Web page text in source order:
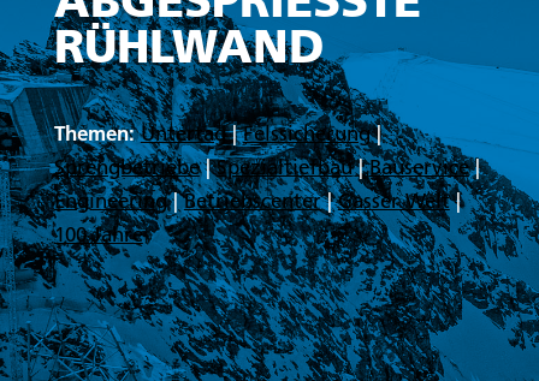
RÜHLWAND
Themen:Untertag|Felssicherung|
Sprengbetriebe|Spezialtiefbau|Bauservice|
Engineering|Betriebscenter|Gasser Welt|
100 Jahre